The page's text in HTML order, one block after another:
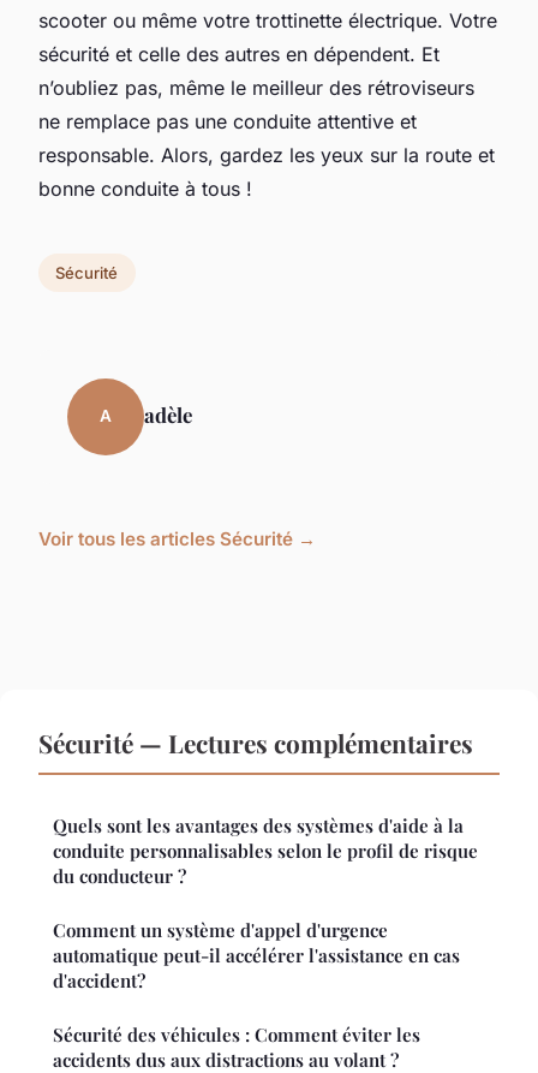
scooter ou même votre trottinette électrique. Votre
sécurité et celle des autres en dépendent. Et
n’oubliez pas, même le meilleur des rétroviseurs
ne remplace pas une conduite attentive et
responsable. Alors, gardez les yeux sur la route et
bonne conduite à tous !
Sécurité
A adèle
Voir tous les articles Sécurité →
Sécurité — Lectures complémentaires
Quels sont les avantages des systèmes d'aide à la
conduite personnalisables selon le profil de risque
du conducteur ?
Comment un système d'appel d'urgence
automatique peut-il accélérer l'assistance en cas
d'accident?
Sécurité des véhicules : Comment éviter les
accidents dus aux distractions au volant ?